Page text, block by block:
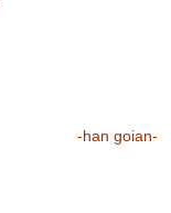
-han goian-